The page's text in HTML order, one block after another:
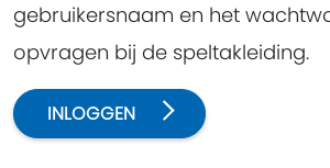
gebruikersnaam en het
opvragen bij de speltakleiding.
INLOGGEN